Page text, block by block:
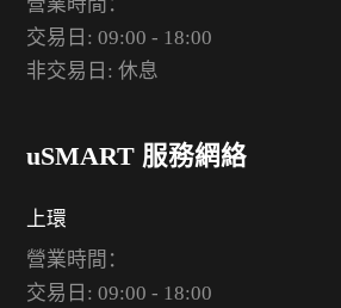
營業時間：
交易日: 09:00 - 18:00
非交易日: 休息
uSMART 服務網絡
上環
營業時間：
交易日: 09:00 - 18:00